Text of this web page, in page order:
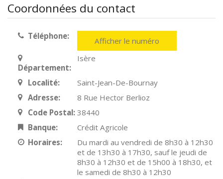
Coordonnées du contact
Téléphone: Afficher le numéro
Département:
Isère
Localité:
Saint-Jean-De-Bournay
Adresse:
8 Rue Hector Berlioz
Code Postal: 38440
Banque:
Crédit Agricole
Horaires:
Du mardi au vendredi de 8h30 à 12h30
et de 13h30 à 17h30, sauf le jeudi de
8h30 à 12h30 et de 15h00 à 18h30, et
le samedi de 8h30 à 12h30